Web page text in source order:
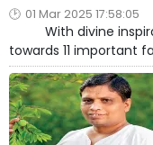
01 Mar 2025 17:58:05
With divine
towards 11 important